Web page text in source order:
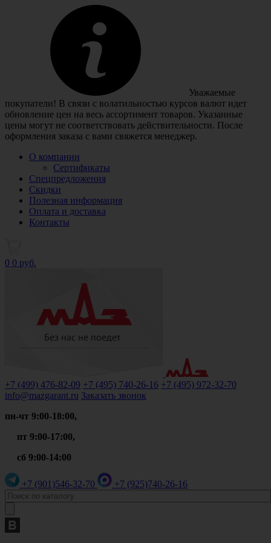
Уважаемые
покупатели! В связи с волатильностью курсов валют идет
обновление цен на весь ассортимент товаров. Указанные
цены могут не соответствовать действительности. После
оформления заказа с вами свяжется менеджер.
О компании
Сертификаты
Спецпредложения
Скидки
Полезная информация
Оплата и доставка
Контакты
0 0 руб.
+7 (499) 476-82-09 +7 (495) 740-26-16 +7 (495) 972-32-70
info@mazgarant.ru Заказать звонок
пн-чт 9:00-18:00,
пт 9:00-17:00,
сб 9:00-14:00
+7 (901)546-32-70 +7 (925)740-26-16